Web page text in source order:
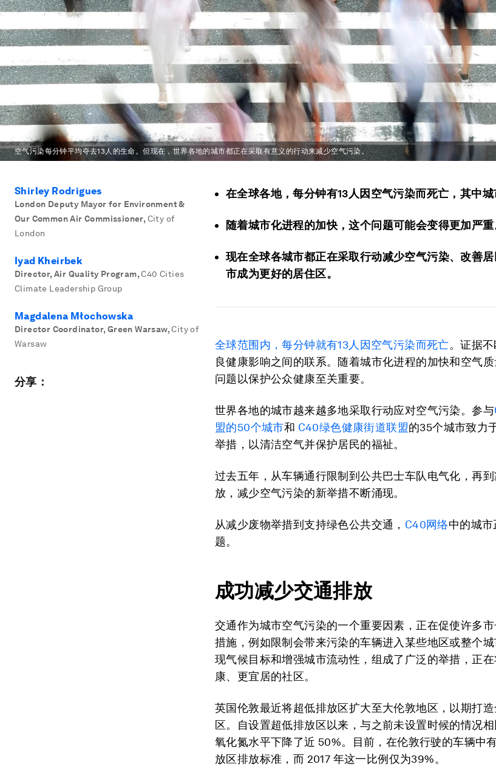
空气污染每分钟平均夺去13人的生命。但现在，世界各地的城市都正在采取有意义的行动来减少空气污染。
Shirley Rodrigues
London Deputy Mayor for Environment &
Our Common Air Commissioner, City of
London
Iyad Kheirbek
Director, Air Quality Program, C40 Cities
Climate Leadership Group
Magdalena Młochowska
Director Coordinator, Green Warsaw, City of
Warsaw
分享：
在全球各地，每分钟有13人因空气污染而死亡，其中城
随着城市化进程的加快，这个问题可能会变得更加严重
现在全球各城市都正在采取行动减少空气污染、改善
市成为更好的居住区。
全球范围内，每分钟就有13人因空气污染而死亡。证据
良健康影响之间的联系。随着城市化进程的加快和空气
问题以保护公众健康至关重要。
世界各地的城市越来越多地采取行动应对空气污染。参与
盟的50个城市和 C40绿色健康街道联盟的35个城市致力
举措，以清洁空气并保护居民的福祉。
过去五年，从车辆通行限制到公共巴士车队电气化，再
放，减少空气污染的新举措不断涌现。
从减少废物举措到支持绿色公共交通， C40网络中的城
题。
成功减少交通排放
交通作为城市空气污染的一个重要因素，正在促使许多
措施，例如限制会带来污染的车辆进入某些地区或整个
现气候目标和增强城市流动性，组成了广泛的举措，正
康、更宜居的社区。
英国伦敦最近将超低排放区扩大至大伦敦地区，以期打
区。自设置超低排放区以来，与之前未设置时候的情况相
氧化氮水平下降了近 50%。目前，在伦敦行驶的车辆中
放区排放标准，而 2017 年这一比例仅为39%。